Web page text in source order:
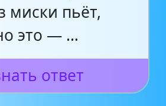
миски пьёт,
это — …
ответ